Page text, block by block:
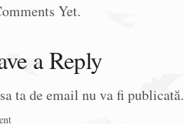
Yet.
a Reply
ta de email nu va fi publicată.